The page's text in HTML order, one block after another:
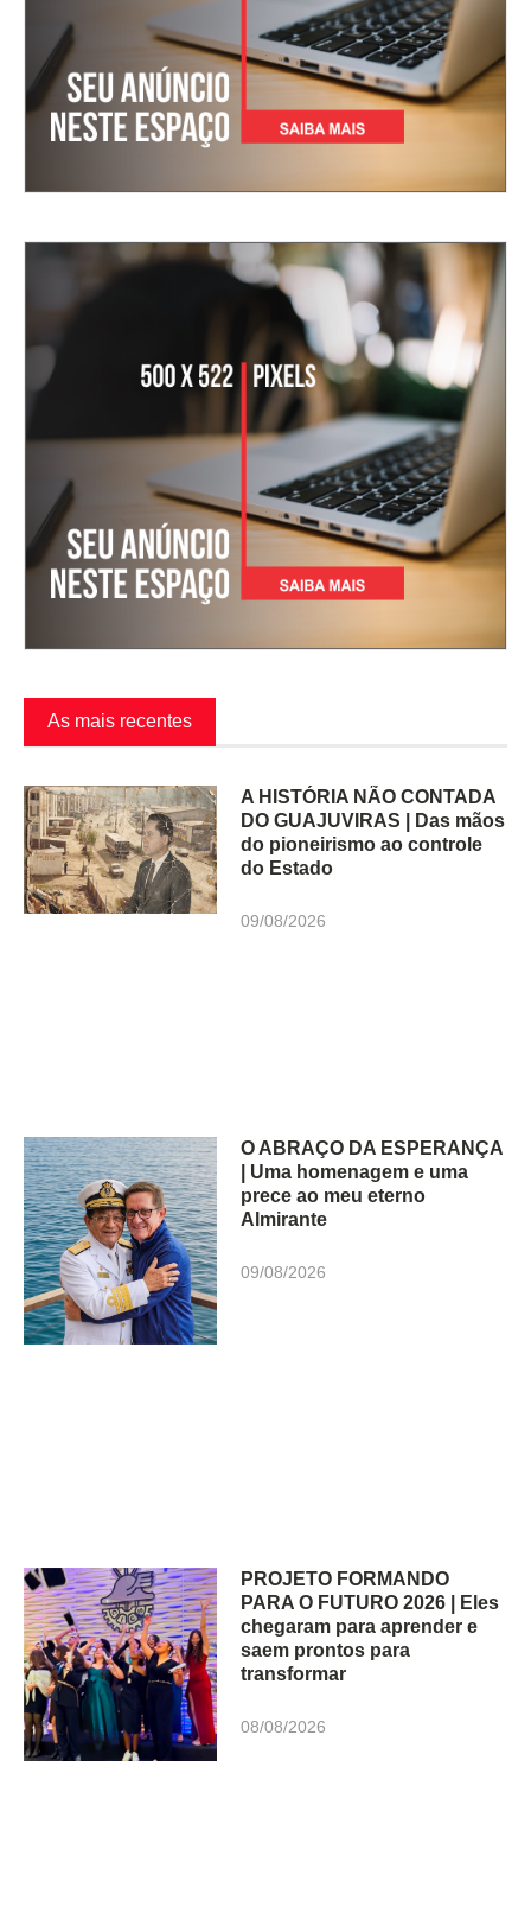
As mais recentes
A HISTÓRIA NÃO CONTADA
DO GUAJUVIRAS | Das mãos
do pioneirismo ao controle
do Estado
09/08/2026
O ABRAÇO DA ESPERANÇA
| Uma homenagem e uma
prece ao meu eterno
Almirante
09/08/2026
PROJETO FORMANDO
PARA O FUTURO 2026 | Eles
chegaram para aprender e
saem prontos para
transformar
08/08/2026